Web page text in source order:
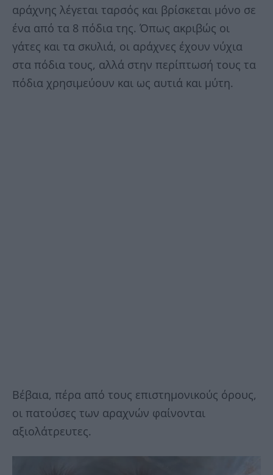
αράχνης λέγεται ταρσός και βρίσκεται μόνο σε
ένα από τα 8 πόδια της. Όπως ακριβώς οι
γάτες και τα σκυλιά, οι αράχνες έχουν νύχια
στα πόδια τους, αλλά στην περίπτωσή τους τα
πόδια χρησιμεύουν και ως αυτιά και μύτη.
Βέβαια, πέρα από τους επιστημονικούς όρους,
οι πατούσες των αραχνών φαίνονται
αξιολάτρευτες.